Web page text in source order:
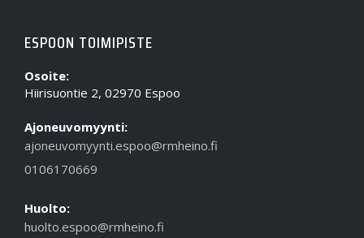
ESPOON TOIMIPISTE
Osoite:
Hiirisuontie 2, 02970 Espoo
Ajoneuvomyynti:
ajoneuvomyynti.espoo@rmheino.fi
0106170669
Huolto:
huolto.espoo@rmheino.fi